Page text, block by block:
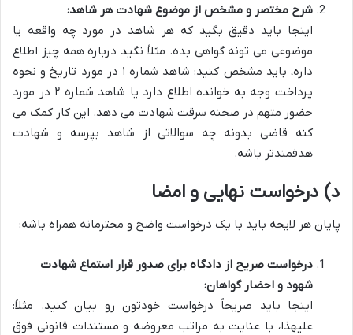
شرح مختصر و مشخص از موضوع شهادت هر شاهد:
اینجا باید دقیق بگید که هر شاهد در مورد چه واقعه یا
موضوعی می تونه گواهی بده. مثلاً نگید درباره همه چیز اطلاع
داره، باید مشخص کنید: شاهد شماره ۱ در مورد تاریخ و نحوه
پرداخت وجه به خوانده اطلاع دارد یا شاهد شماره ۲ در مورد
حضور متهم در صحنه سرقت شهادت می دهد. این کار کمک می
کنه قاضی بدونه چه سوالاتی از شاهد بپرسه و شهادت
هدفمندتر باشه.
د) درخواست نهایی و امضا
پایان هر لایحه باید با یک درخواست واضح و محترمانه همراه باشه:
درخواست صریح از دادگاه برای صدور قرار استماع شهادت
شهود و احضار گواهان:
اینجا باید صریحاً درخواست خودتون رو بیان کنید. مثلاً:
علیهذا، با عنایت به مراتب معروضه و مستندات قانونی فوق